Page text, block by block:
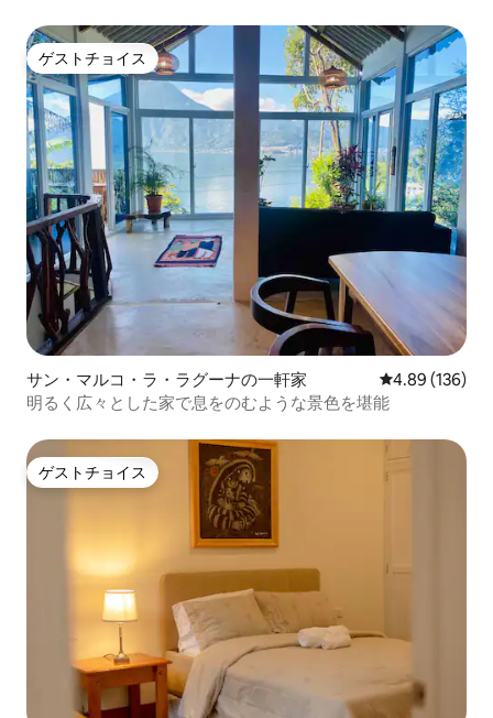
ゲストチョイス
ゲストチョイス
サン・マルコ・ラ・ラグーナの一軒家 レビュー136
4.89 (136)
明るく広々とした家で息をのむような景色を堪能
ゲストチョイス
ゲストチョイス